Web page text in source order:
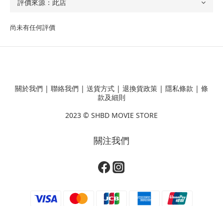
尚未有任何評價
關於我們 | 聯絡我們 | 送貨方式 | 退換貨政策 | 隱私條款 | 條
款及細則
2023 © SHBD MOVIE STORE
關注我們